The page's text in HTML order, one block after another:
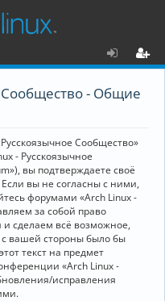
о
Сообщество - Общие
Сообщество»
- Русскоязычное
вы подтверждаете своё
вы не согласны с ними,
форумами «Arch Linux -
за собой право
сделаем всё возможное,
с вашей стороны было бы
текст на предмет
«Arch Linux -
исправления